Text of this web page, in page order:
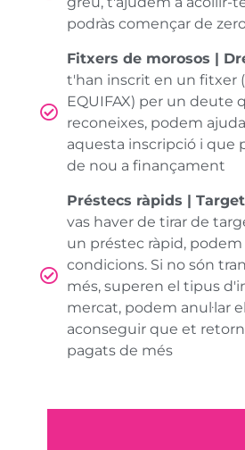
podràs començar de
Fitxers de morosos |
t'han inscrit en un fitxer
EQUIFAX) per un deute
reconeixes, podem
aquesta inscripció i que
de nou a finançament
Préstecs ràpids |
vas haver de tirar de
un préstec ràpid, podem
condicions. Si no són
més, superen el tipus
mercat, podem anul·lar
aconseguir que et
pagats de més